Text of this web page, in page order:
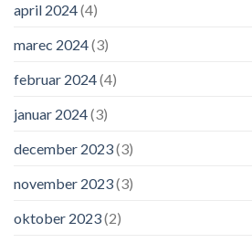
april 2024(4)
marec 2024(3)
februar 2024(4)
januar 2024(3)
december 2023(3)
november 2023(3)
oktober 2023(2)